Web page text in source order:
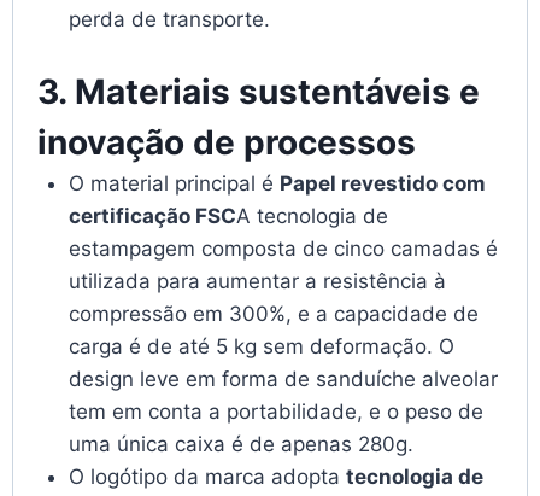
perda de transporte.
3. Materiais sustentáveis e
inovação de processos
O material principal é Papel revestido com
certificação FSCA tecnologia de
estampagem composta de cinco camadas é
utilizada para aumentar a resistência à
compressão em 300%, e a capacidade de
carga é de até 5 kg sem deformação. O
design leve em forma de sanduíche alveolar
tem em conta a portabilidade, e o peso de
uma única caixa é de apenas 280g.
O logótipo da marca adopta tecnologia de